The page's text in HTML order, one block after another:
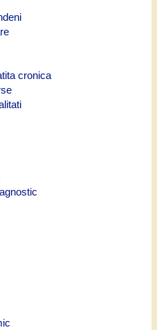
cronica